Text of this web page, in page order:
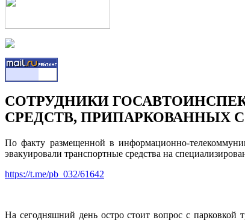
СОТРУДНИКИ
СРЕДСТВ, ПРИПАРКОВАННЫХ
По факту размещенной в информационно-
эвакуировали транспортные средства на
https://t.me/pb_032/61642
На сегодняшний день остро стоит вопрос с парковкой